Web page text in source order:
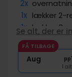
2x
1x lækker 2-
1x lækker 3-
2x kaffe to go
∞ Gratis
Se alt, der er
FÅ TILBAGE
Aug pp
I